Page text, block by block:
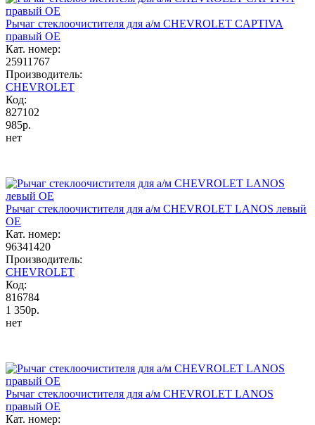
Рычаг стеклоочистителя для а/м CHEVROLET CAPTIVA
правый OE
Кат. номер:
25911767
Производитель:
CHEVROLET
Код:
827102
985р.
нет
Рычаг стеклоочистителя для а/м CHEVROLET LANOS левый
OE
Кат. номер:
96341420
Производитель:
CHEVROLET
Код:
816784
1 350р.
нет
Рычаг стеклоочистителя для а/м CHEVROLET LANOS
правый OE
Кат. номер: